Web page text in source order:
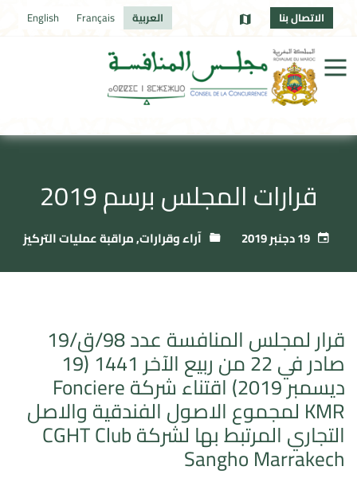
الاتصال بنا العربية Français
English
قرارات المجلس برسم 2019
19 دجنبر 2019 آراء وقرارات,مراقبة عمليات التركيز
قرار لمجلس المنافسة عدد 98/ق/19
صادر في 22 من ربيع الآخر 1441 (19
ديسمبر 2019) اقتناء شركة Fonciere
KMR لمجموع الاصول الفندقية والاصل
التجاري المرتبط بها لشركة CGHT Club
Sangho Marrakech